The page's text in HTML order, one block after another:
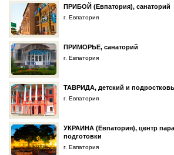
ПРИБОЙ (Евпатория), санаторий
г. Евпатория
ПРИМОРЬЕ, санаторий
г. Евпатория
ТАВРИДА, детский и
г. Евпатория
УКРАИНА (Евпатория), центр
подготовки
г. Евпатория